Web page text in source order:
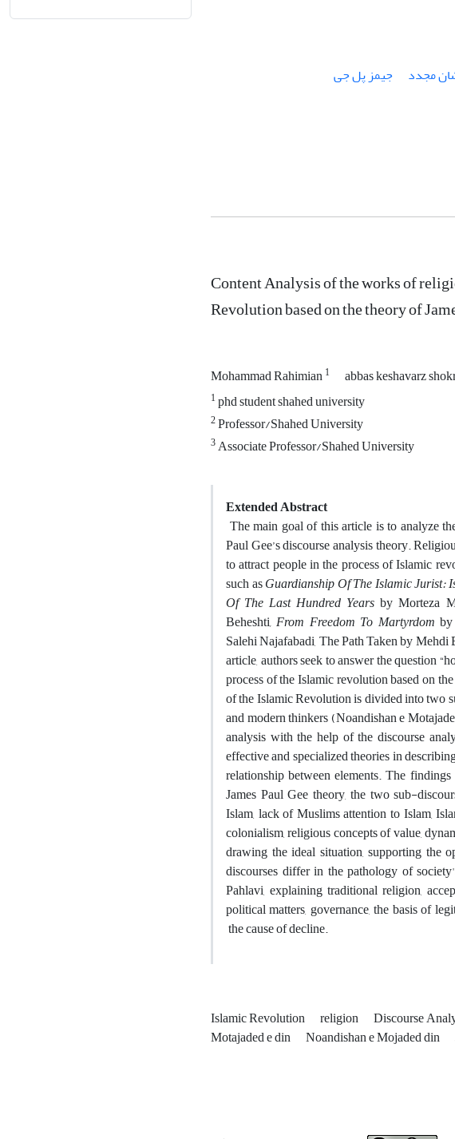
مجدد
جیمز پل جی
Content Analysis of the works of
Revolution based on the theory of
Mohammad Rahimian1 abbas keshavarz
1phd student shahed university
2Professor/Shahed University
3Associate Professor/Shahed University
Extended Abstract
The main goal of this article is to analyze
Paul Gee’s discourse analysis theory.
to attract people in the process of Islamic
such asGuardianship Of The Islamic Jurist:
Of The Last Hundred Years by Morteza
Beheshti, From Freedom To Martyrdom
Salehi Najafabadi, The Path Taken by Mehdi
article, authors seek to answer the question
process of the Islamic revolution based on
of the Islamic Revolution is divided into two
and modern thinkers (Noandishan e
analysis with the help of the discourse
effective and specialized theories in
relationship between elements. The
James Paul Gee theory, the two sub-
Islam, lack of Muslims attention to Islam,
colonialism, religious concepts of value,
drawing the ideal situation, supporting the
discourses differ in the pathology of
Pahlavi, explaining traditional religion,
political matters, governance, the basis of
the cause of decline.
Islamic Revolution religion Discourse
Motajaded e din
Noandishan e Mojaded din